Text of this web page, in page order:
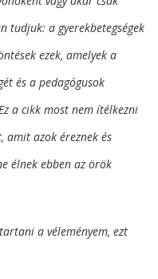
tudjuk: a gyerekbetegségek
ezek, amelyek a
és a pedagógusok
a cikk most nem ítélkezni
amit azok éreznek és
élnek ebben az örök
a véleményem, ezt